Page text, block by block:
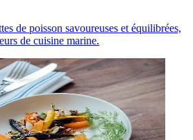
de poisson savoureuses et équilibrées,
de cuisine marine.